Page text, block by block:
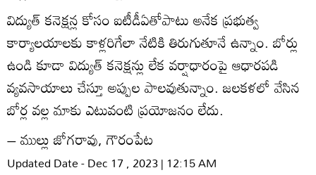
విద్యుత్‌ కనెక్షన్ల కోసం ఐటీడీఏతోపాటు అనేక ప్రభుత్వ
కార్యాలయాలకు కాళ్లరిగేలా నేటికి తిరుగుతూనే ఉన్నాం. బోర్లు
ఉండి కూడా విద్యుత్‌ కనెక్షన్లు లేక వర్షాధారంపై ఆధారపడి
వ్యవసాయాలు చేస్తూ అప్పుల పాలవుతున్నాం. జలకళలో వేసిన
బోర్ల వల్ల మాకు ఎటువంటి ప్రయోజనం లేదు.
– ముల్లు జోగరావు, గౌరంపేట
Updated Date - Dec 17 , 2023 | 12:15 AM